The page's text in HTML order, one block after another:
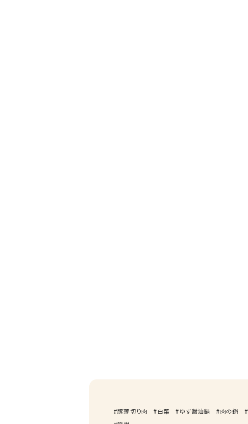
豚薄切り肉 白菜 ゆず醤油鍋 肉の鍋